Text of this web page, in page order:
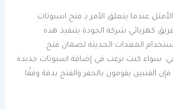
عندما يتعلق الأمر بـ فتح اسبوتات
كهربائي شركة الجودة بتنفيذ هذه
المعدات الحديثة لضمان فتح
سواء كنت ترغب في إضافة اسبوتات جديدة
الفنيين يقومون بالحفر والفتح بدقة وفقًا